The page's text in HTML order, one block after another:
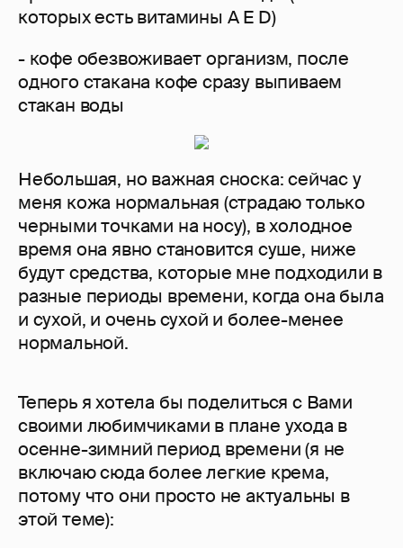
которых есть витамины A E D)
- кофе обезвоживает организм, после
одного стакана кофе сразу выпиваем
стакан воды
Небольшая, но важная сноска: сейчас у
меня кожа нормальная (страдаю только
черными точками на носу), в холодное
время она явно становится суше, ниже
будут средства, которые мне подходили в
разные периоды времени, когда она была
и сухой, и очень сухой и более-менее
нормальной.
Теперь я хотела бы поделиться с Вами
своими любимчиками в плане ухода в
осенне-зимний период времени (я не
включаю сюда более легкие крема,
потому что они просто не актуальны в
этой теме):